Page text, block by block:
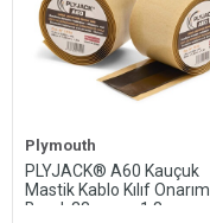
Plymouth
PLYJACK® A60 Kauçuk
Mastik Kablo Kılıf Onarım
Bandı 38 mm x 1,8 m